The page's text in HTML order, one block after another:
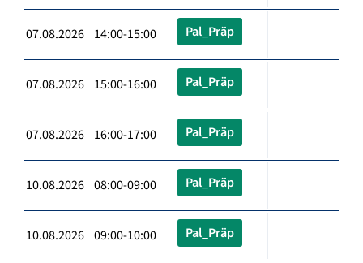
07.08.2026 14:00-15:00 Pal_Präp
07.08.2026 15:00-16:00 Pal_Präp
07.08.2026 16:00-17:00 Pal_Präp
10.08.2026 08:00-09:00 Pal_Präp
10.08.2026 09:00-10:00 Pal_Präp